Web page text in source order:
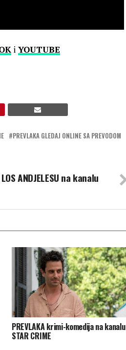
i YOUTUBE
PREVLAKA GLEDAJ ONLINE SA PREVODOM
ANDJELESU na kanalu
PREVLAKA krimi-komedija na kanalu
STAR CRIME